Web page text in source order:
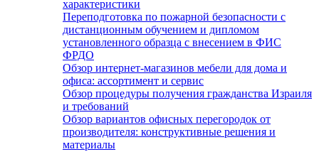
характеристики
Переподготовка по пожарной безопасности с
дистанционным обучением и дипломом
установленного образца с внесением в ФИС
ФРДО
Обзор интернет-магазинов мебели для дома и
офиса: ассортимент и сервис
Обзор процедуры получения гражданства Израиля
и требований
Обзор вариантов офисных перегородок от
производителя: конструктивные решения и
материалы